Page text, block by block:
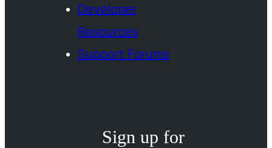
Developer
Resources
Support Forums
Sign up for